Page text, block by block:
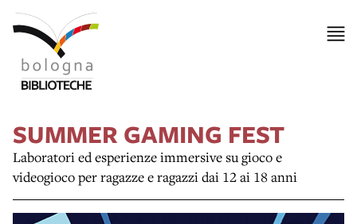
SUMMER GAMING FEST
Laboratori ed esperienze immersive su gioco e
videogioco per ragazze e ragazzi dai 12 ai 18 anni